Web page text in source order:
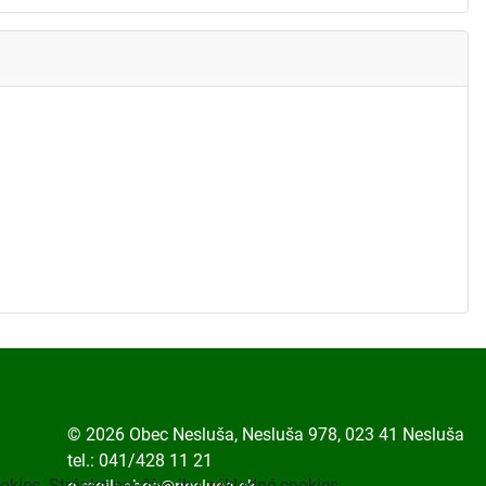
© 2026 Obec Nesluša, Nesluša 978, 023 41 Nesluša
tel.: 041/428 11 21